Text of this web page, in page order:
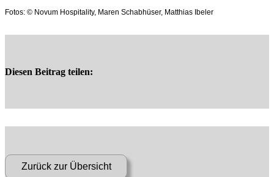
Fotos: © Novum Hospitality, Maren Schabhüser, Matthias Ibeler
Diesen Beitrag teilen: